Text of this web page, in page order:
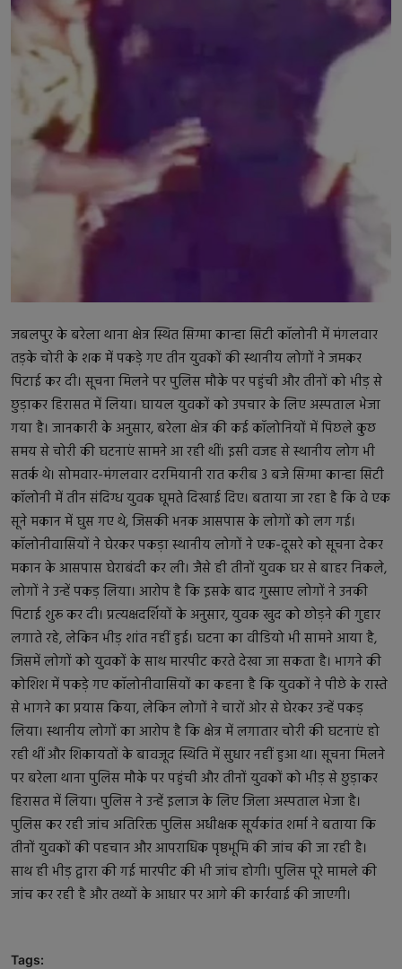
बॉलीवुड
राजनीति
जबलपुर के बरेला थाना क्षेत्र स्थित सिग्मा कान्हा सिटी कॉलोनी में मंगलवार
तड़के चोरी के शक में पकड़े गए तीन युवकों की स्थानीय लोगों ने जमकर
पिटाई कर दी। सूचना मिलने पर पुलिस मौके पर पहुंची और तीनों को भीड़ से
छुड़ाकर हिरासत में लिया। घायल युवकों को उपचार के लिए अस्पताल भेजा
गया है। जानकारी के अनुसार, बरेला क्षेत्र की कई कॉलोनियों में पिछले कुछ
समय से चोरी की घटनाएं सामने आ रही थीं। इसी वजह से स्थानीय लोग भी
सतर्क थे। सोमवार-मंगलवार दरमियानी रात करीब 3 बजे सिग्मा कान्हा सिटी
कॉलोनी में तीन संदिग्ध युवक घूमते दिखाई दिए। बताया जा रहा है कि वे एक
सूने मकान में घुस गए थे, जिसकी भनक आसपास के लोगों को लग गई।
कॉलोनीवासियों ने घेरकर पकड़ा स्थानीय लोगों ने एक-दूसरे को सूचना देकर
मकान के आसपास घेराबंदी कर ली। जैसे ही तीनों युवक घर से बाहर निकले,
लोगों ने उन्हें पकड़ लिया। आरोप है कि इसके बाद गुस्साए लोगों ने उनकी
पिटाई शुरू कर दी। प्रत्यक्षदर्शियों के अनुसार, युवक खुद को छोड़ने की गुहार
लगाते रहे, लेकिन भीड़ शांत नहीं हुई। घटना का वीडियो भी सामने आया है,
जिसमें लोगों को युवकों के साथ मारपीट करते देखा जा सकता है। भागने की
कोशिश में पकड़े गए कॉलोनीवासियों का कहना है कि युवकों ने पीछे के रास्ते
से भागने का प्रयास किया, लेकिन लोगों ने चारों ओर से घेरकर उन्हें पकड़
लिया। स्थानीय लोगों का आरोप है कि क्षेत्र में लगातार चोरी की घटनाएं हो
रही थीं और शिकायतों के बावजूद स्थिति में सुधार नहीं हुआ था। सूचना मिलने
पर बरेला थाना पुलिस मौके पर पहुंची और तीनों युवकों को भीड़ से छुड़ाकर
हिरासत में लिया। पुलिस ने उन्हें इलाज के लिए जिला अस्पताल भेजा है।
पुलिस कर रही जांच अतिरिक्त पुलिस अधीक्षक सूर्यकांत शर्मा ने बताया कि
तीनों युवकों की पहचान और आपराधिक पृष्ठभूमि की जांच की जा रही है।
साथ ही भीड़ द्वारा की गई मारपीट की भी जांच होगी। पुलिस पूरे मामले की
जांच कर रही है और तथ्यों के आधार पर आगे की कार्रवाई की जाएगी।
Tags: